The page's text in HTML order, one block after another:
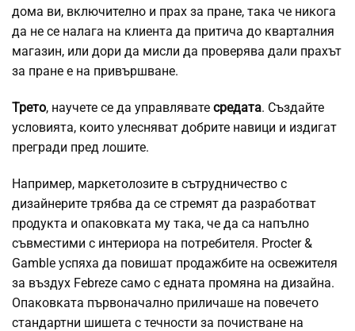
дома ви, включително и прах за пране, така че никога
да не се налага на клиента да притича до кварталния
магазин, или дори да мисли да проверява дали прахът
за пране е на привършване.
Трето, научете се да управлявате средата. Създайте
условията, които улесняват добрите навици и издигат
прегради пред лошите.
Например, маркетолозите в сътрудничество с
дизайнерите трябва да се стремят да разработват
продукта и опаковката му така, че да са напълно
съвместими с интериора на потребителя. Procter &
Gamble успяха да повишат продажбите на освежителя
за въздух Febreze само с едната промяна на дизайна.
Опаковката първоначално приличаше на повечето
стандартни шишета с течности за почистване на